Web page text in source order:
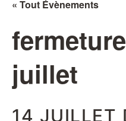
« Tout Évènements
juillet
14 JUILLET